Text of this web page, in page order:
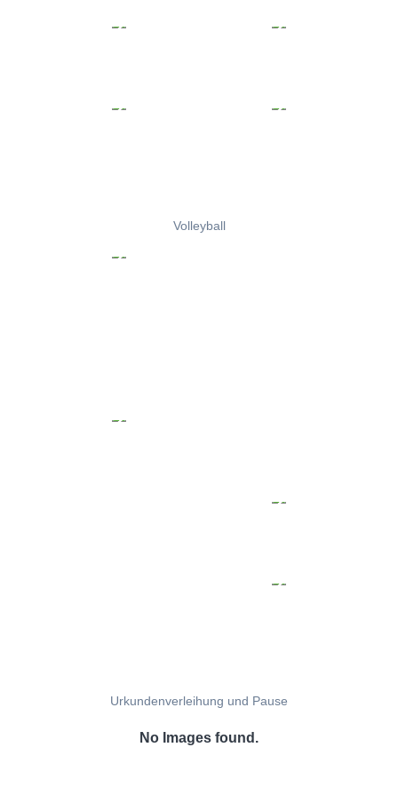
Volleyball
Urkundenverleihung und Pause
No Images found.